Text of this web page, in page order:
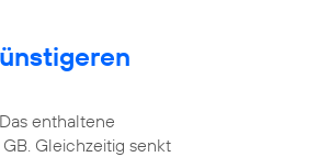
enthaltene
Gleichzeitig senkt